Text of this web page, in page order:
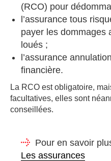
(RCO) pour
l’assurance tous
payer les dommages
loués ;
l’assurance
financière.
La RCO est obligatoire,
facultatives, elles sont
conseillées.
Pour en savoir
Les assurances